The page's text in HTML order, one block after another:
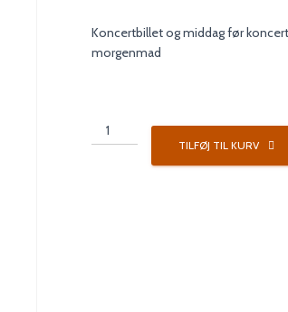
Koncertbillet og middag før
morgenmad
Koncertpakke
3A
TILFØJ TIL KURV